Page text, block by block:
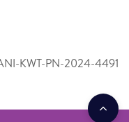
ANI-KWT-PN-2024-